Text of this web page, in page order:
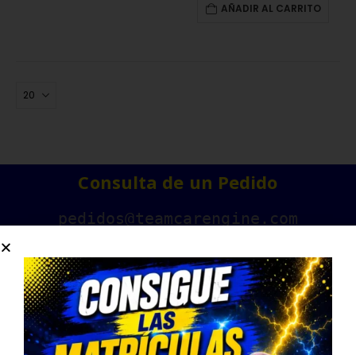
AÑADIR AL CARRITO
Consulta de un Pedido
pedidos@teamcarengine.com
Contáctanos
678983500